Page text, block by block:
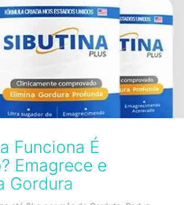
Funciona É
Emagrece e
Gordura